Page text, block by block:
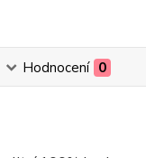
Hodnocení 0